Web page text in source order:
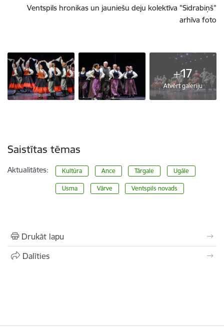
Ventspils hronikas un jauniešu deju kolektīva "Sidrabiņš"
arhīva foto
+17
Atvērt galeriju
Saistītas tēmas
Aktualitātes: Kultūra Ance Tārgale Ugāle
Usma Vārve Ventspils novads
Drukāt lapu
Dalīties